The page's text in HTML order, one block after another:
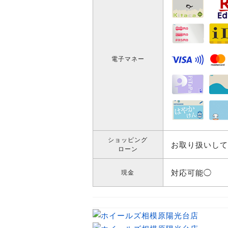
電子マネー
ショッピング
ローン
お取り扱いし
現金 対応可能◯